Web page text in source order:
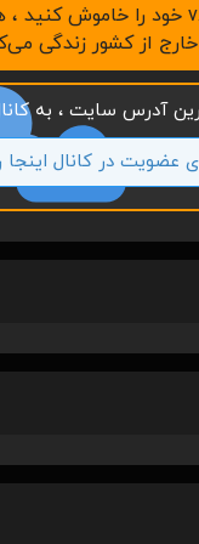
از کشور زندگی
آدرس سایت ، به
عضویت در کانال اینجا